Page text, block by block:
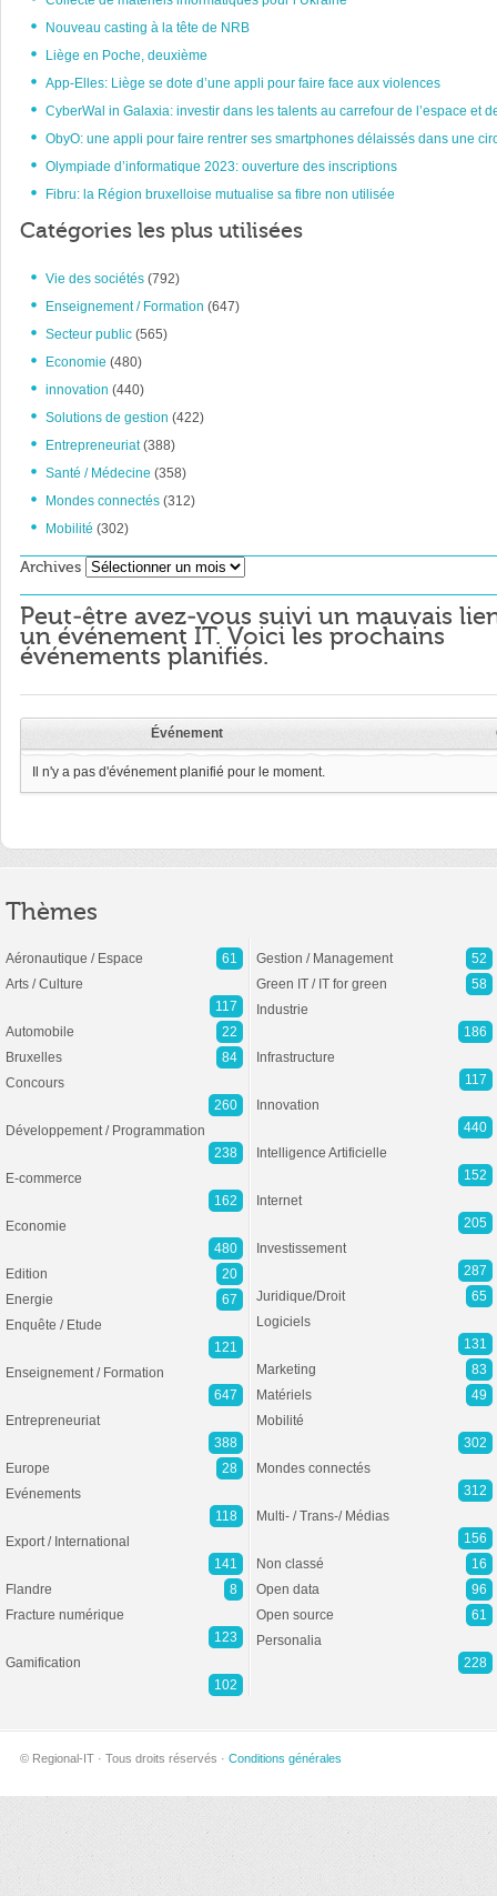
Nouveau casting à la tête de NRB
Liège en Poche, deuxième
App-Elles: Liège se dote d’une appli pour faire face aux violences
CyberWal in Galaxia: investir dans les talents au carrefour de l’espace et
ObyO: une appli pour faire rentrer ses smartphones délaissés dans une
Olympiade d’informatique 2023: ouverture des inscriptions
Fibru: la Région bruxelloise mutualise sa fibre non utilisée
Catégories les plus utilisées
Vie des sociétés (792)
Enseignement / Formation (647)
Secteur public (565)
Economie (480)
innovation (440)
Solutions de gestion (422)
Entrepreneuriat(388)
Santé / Médecine (358)
Mondes connectés (312)
Mobilité (302)
Archives Archives
Peut-être avez-vous suivi un mauvais
un événement IT. Voici les prochains
événements planifiés.
Événement
Il n'y a pas d'événement planifié pour le moment.
Thèmes
Aéronautique / Espace
61
Arts / Culture
117
Automobile
22
Bruxelles
84
Concours
260
Développement / Programmation
238
E-commerce
162
Economie
480
Edition
20
Energie
67
Enquête / Etude
121
Enseignement / Formation
647
Entrepreneuriat
388
Europe
28
Evénements
118
Export / International
141
Flandre
8
Fracture numérique
123
Gamification
102
Gestion / Management
52
Green IT / IT for green
58
Industrie
186
Infrastructure
117
Innovation
440
Intelligence Artificielle
152
Internet
205
Investissement
287
Juridique/Droit
65
Logiciels
131
Marketing
83
Matériels
49
Mobilité
302
Mondes connectés
312
Multi- / Trans-/ Médias
156
Non classé
16
Open data
96
Open source
61
Personalia
228
© Regional-IT · Tous droits réservés · Conditions générales